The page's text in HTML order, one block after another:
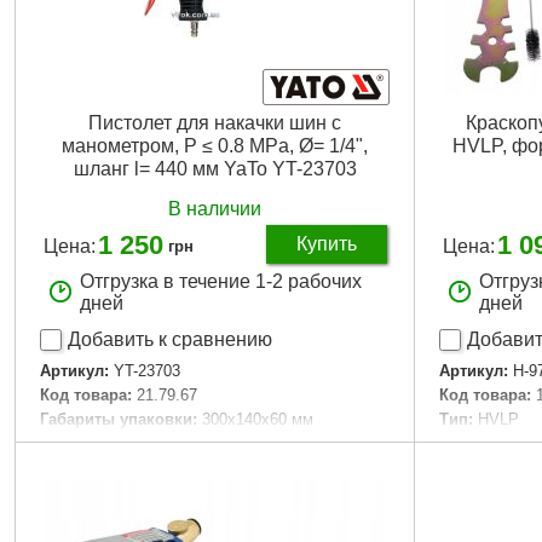
Пистолет для накачки шин с
манометром, P ≤ 0.8 MPa, Ø= 1/4",
шланг l= 440 мм YaTo YT-23703
В наличии
Цена: 1 250 грн
Купить
Отгрузка в течение 1-2 рабочих
дней
Добавить к сравнению
Артикул: YT-23703
Код товара: 21.79.67
Габариты упаковки: 300x140x60 мм
Вес брутто: 667 г
HVLP,
Цена: 1
дней
Артикул: H-
Код товара:
Тип: HVLP